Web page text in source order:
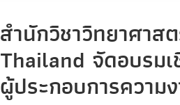
สำนักวิชาวิทยาศาส
Thailand จัดอบรมเ
ผู้ประกอบการความ